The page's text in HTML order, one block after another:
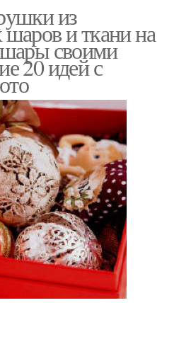
Шары из бумаги
из
и ткани на
своими
20 идей с